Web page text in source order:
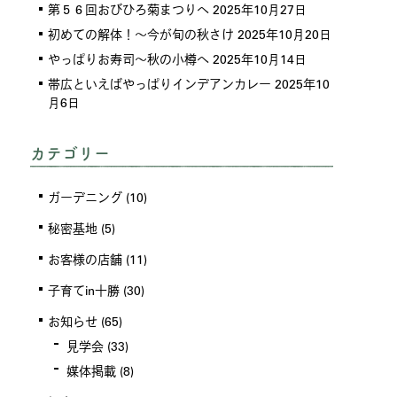
第５６回おびひろ菊まつりへ 2025年10月27日
初めての解体！～今が旬の秋さけ 2025年10月20日
やっぱりお寿司～秋の小樽へ 2025年10月14日
帯広といえばやっぱりインデアンカレー 2025年10
月6日
カテゴリー
ガーデニング (10)
秘密基地 (5)
お客様の店舗 (11)
子育てin十勝 (30)
お知らせ (65)
見学会 (33)
媒体掲載 (8)